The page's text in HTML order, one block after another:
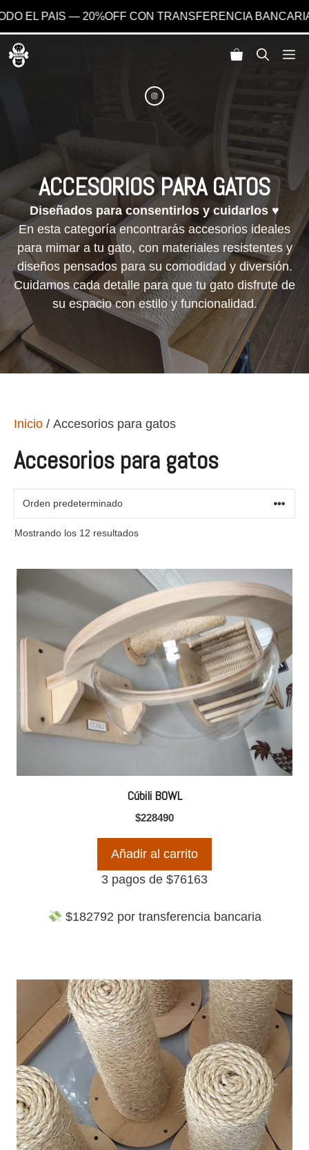
Saltar
al
CON TRANSFERENCIA BANCARIA
ACCESORIOS PARA GATOS
Diseñados para consentirlos y cuidarlos ♥
En esta categoría encontrarás accesorios ideales
para mimar a tu gato, con materiales resistentes y
diseños pensados para su comodidad y diversión.
Cuidamos cada detalle para que tu gato disfrute de
su espacio con estilo y funcionalidad.
Inicio / Accesorios para gatos
Accesorios para gatos
Mostrando los 12 resultados
Cúbili BOWL
$228490
Añadir al carrito
3 pagos de $76163
$182792 por transferencia bancaria